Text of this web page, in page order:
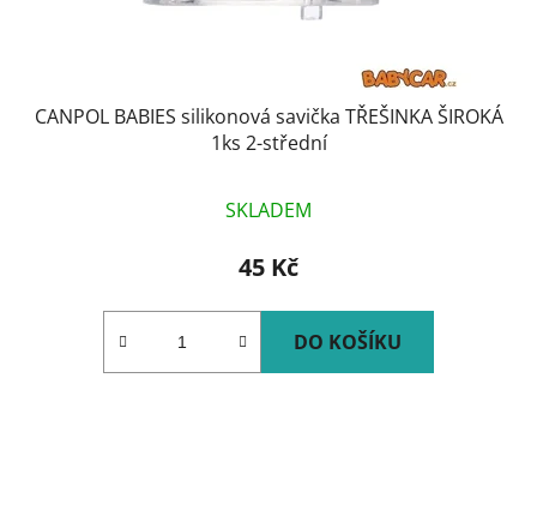
CANPOL BABIES silikonová savička TŘEŠINKA ŠIROKÁ
1ks 2-střední
SKLADEM
45 Kč
DO KOŠÍKU